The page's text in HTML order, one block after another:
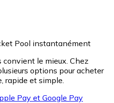
Pool instantanément
convient le mieux. Chez
options pour acheter
rapide et simple.
Pay et Google Pay